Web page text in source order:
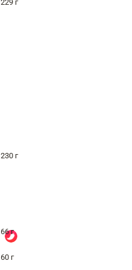
229 г
230 г
66 г
60 г